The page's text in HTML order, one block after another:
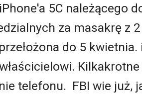
5C należącego
za masakrę z
do 5 kwietnia.
telefonu. FBI wie już,